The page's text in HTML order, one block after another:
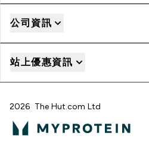
公司資訊
站上優惠資訊
2026 The Hut.com Ltd